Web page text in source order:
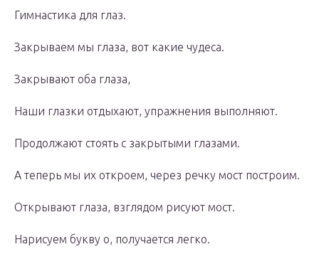
Гимнастика для глаз.
Закрываем мы глаза, вот какие чудеса.
Закрывают оба глаза,
Наши глазки отдыхают, упражнения выполняют.
Продолжают стоять с закрытыми глазами.
А теперь мы их откроем, через речку мост построим.
Открывают глаза, взглядом рисуют мост.
Нарисуем букву о, получается легко.